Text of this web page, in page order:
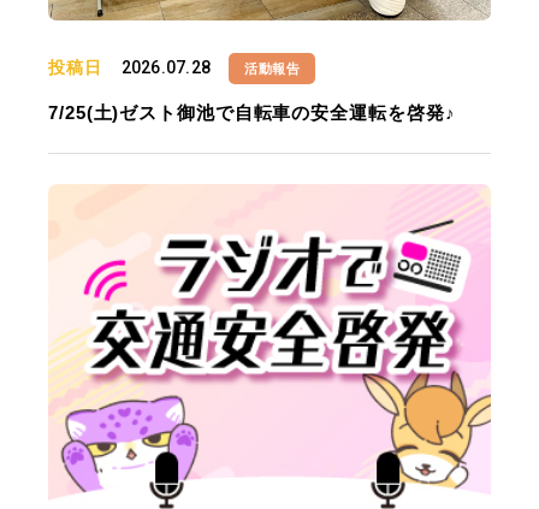
投稿日 2026.07.28 活動報告
7/25(土)ゼスト御池で自転車の安全運転を啓発♪